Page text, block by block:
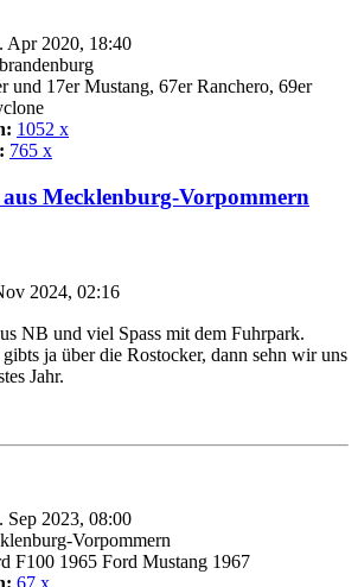
Apr 2020, 18:40
und 17er Mustang, 67er Ranchero, 69er
1052 x
765 x
Mecklenburg-Vorpommern
2024, 02:16
NB und viel Spass mit dem Fuhrpark.
ja über die Rostocker, dann sehn wir uns
Jahr.
Sep 2023, 08:00
Vorpommern
F100 1965 Ford Mustang 1967
67 x